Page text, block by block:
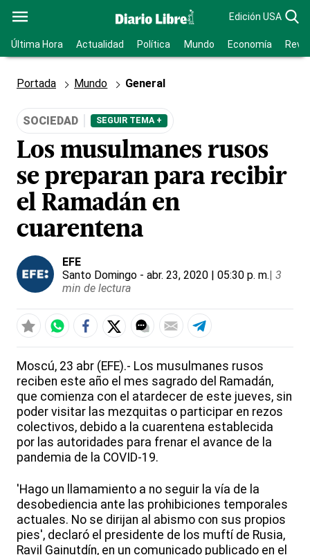
Edición USA
Última Hora Actualidad Política Mundo Economía
Portada Mundo General
SOCIEDAD SEGUIR TEMA +
Los musulmanes rusos
se preparan para recibir
el Ramadán en
cuarentena
EFE
Santo Domingo - abr. 23, 2020 | 05:30 p. m.| 3
min de lectura
Moscú, 23 abr (EFE).- Los musulmanes rusos
reciben este año el mes sagrado del Ramadán,
que comienza con el atardecer de este jueves, sin
poder visitar las mezquitas o participar en rezos
colectivos, debido a la cuarentena establecida
por las autoridades para frenar el avance de la
pandemia de la COVID-19.
'Hago un llamamiento a no seguir la vía de la
desobediencia ante las prohibiciones temporales
actuales. No se dirijan al abismo con sus propios
pies', declaró el presidente de los muftí de Rusia,
Ravil Gainutdín, en un comunicado publicado en el